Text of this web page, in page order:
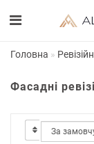
Головна
Фасадні